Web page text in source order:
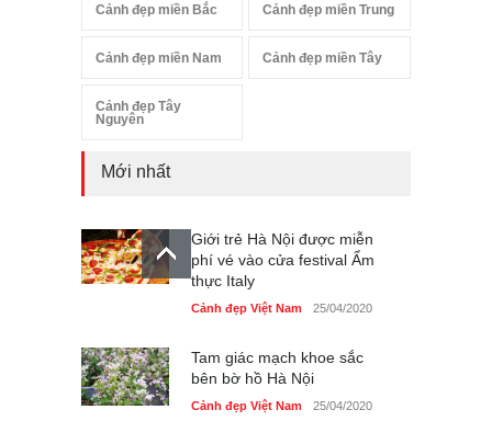
Cảnh đẹp miền Bắc Cảnh đẹp miền Trung
Cảnh đẹp miền Nam Cảnh đẹp miền Tây
Cảnh đẹp Tây
Nguyên
Mới nhất
Giới trẻ Hà Nội được miễn
phí vé vào cửa festival Ẩm
thực Italy
Cảnh đẹp Việt Nam 25/04/2020
Tam giác mạch khoe sắc
bên bờ hồ Hà Nội
Cảnh đẹp Việt Nam 25/04/2020